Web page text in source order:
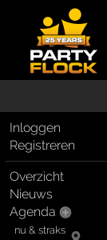
Inloggen
Registreren
Overzicht
Nieuws
Agenda
nu & straks